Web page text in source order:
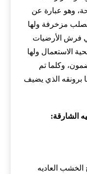
وهو عبارة عن
مزخرفة ولها
فرش الأرضيات
صحية الاستعمال ولها
وكلما تم
برونقه الذي يضيف
الشارقة:
العاديه